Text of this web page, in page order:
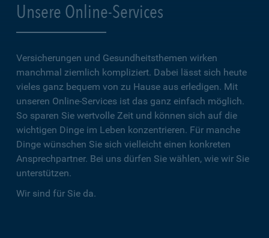
Unsere Online-Services
Versicherungen und Gesundheitsthemen wirken
manchmal ziemlich kompliziert. Dabei lässt sich heute
vieles ganz bequem von zu Hause aus erledigen. Mit
unseren Online-Services ist das ganz einfach möglich.
So sparen Sie wertvolle Zeit und können sich auf die
wichtigen Dinge im Leben konzentrieren. Für manche
Dinge wünschen Sie sich vielleicht einen konkreten
Ansprechpartner. Bei uns dürfen Sie wählen, wie wir Sie
unterstützen.
Wir sind für Sie da.